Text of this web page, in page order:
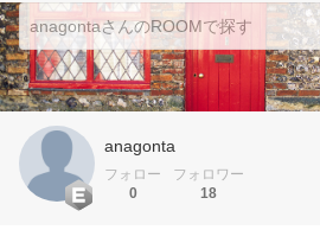
anagonta
フォロー
0
フォロワー
18